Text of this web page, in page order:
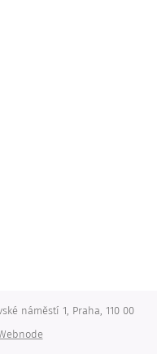
náměstí 1, Praha, 110 00